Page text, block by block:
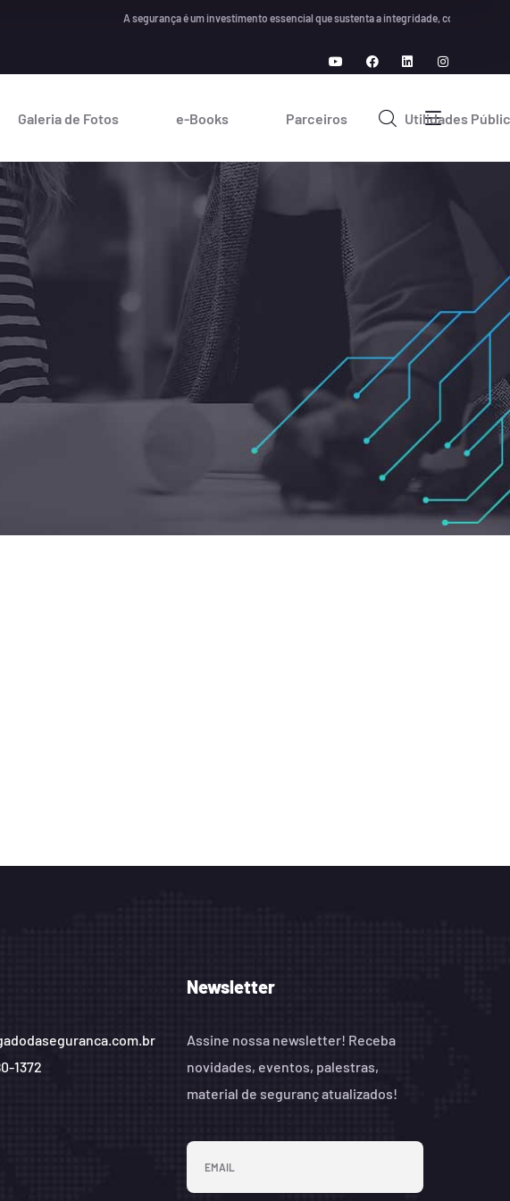
A segurança é um investimento essencial que sustenta a integridade, confiança e
Galeria de Fotos e-Books Parceiros Utilidades
1372
Newsletter
Assine nossa newsletter! Receba
novidades, eventos, palestras,
material de seguranç atualizados!